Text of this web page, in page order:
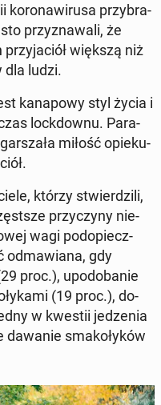
ko­ro­na­wi­ru­sa przy­bra­
przy­zna­wa­li, że
większą niż
dla ludzi.
ka­na­po­wy styl życia i
lock­dow­nu. Pa­ra­
miłość opie­ku­
którzy stwier­dzi­li,
przy­czy­ny nie­
wagi pod­opiecz­
od­ma­wia­na, gdy
proc.), upodo­ba­nie
(19 proc.), do­
w kwestii je­dze­nia
dawanie sma­ko­ły­ków